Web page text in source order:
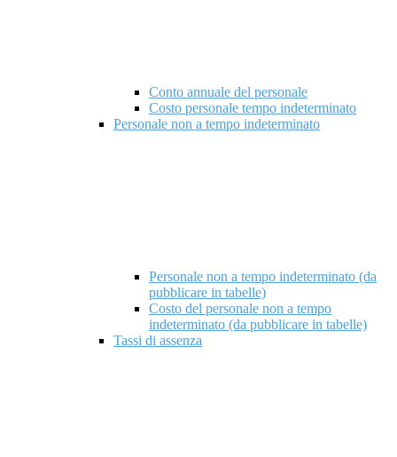
Conto annuale del personale
Costo personale tempo indeterminato
Personale non a tempo indeterminato
Personale non a tempo indeterminato (da
pubblicare in tabelle)
Costo del personale non a tempo
indeterminato (da pubblicare in tabelle)
Tassi di assenza